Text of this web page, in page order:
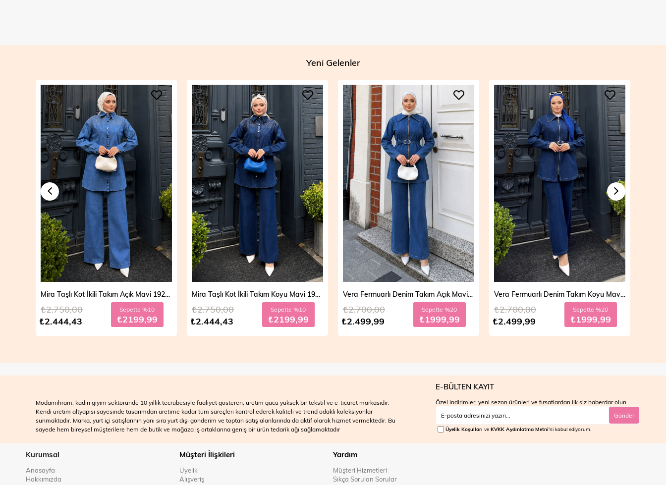
Yeni Gelenler
Mira Taşlı Kot İkili Takım Koyu Mavi 19286
₺2.444,43
₺2.750,00 Sepette %10
₺2199,99
Vera Fermuarlı Denim Takım Açık Mavi 19298
₺2.499,99
₺2.700,00 Sepette %20
₺1999,99
Vera Fermuarlı Denim Takım Koyu Mavi 19298
₺2.499,99
₺2.700,00 Sepette %20
₺1999,99
Mila Çift Düğmeli Kot Trençkot Açık Mavi 19290
₺3.999,99
₺4.700,00 Sepette %10
₺3599,99
Modamihram, kadın giyim sektöründe 10 yıllık tecrübesiyle faaliyet gösteren, üretim gücü yüksek bir tekstil ve e-ticaret markasıdır.
Kendi üretim altyapısı sayesinde tasarımdan üretime kadar tüm süreçleri kontrol ederek kaliteli ve trend odaklı koleksiyonlar
sunmaktadır. Marka, yurt içi satışlarının yanı sıra yurt dışı gönderim ve toptan satış alanlarında da aktif olarak hizmet vermektedir. Bu
sayede hem bireysel müşterilere hem de butik ve mağaza iş ortaklarına geniş bir ürün tedarik ağı sağlamaktadır
E-BÜLTEN KAYIT
Özel indirimler, yeni sezon ürünleri ve fırsatlardan ilk siz haberdar olun.
Gönder
Üyelik Koşulları ve KVKK Aydınlatma Metni'ni kabul ediyorum.
Kurumsal
Anasayfa
Hakkımızda
Müşteri İlişkileri
Üyelik
Alışveriş
Yardım
Müşteri Hizmetleri
Sıkça Sorulan Sorular